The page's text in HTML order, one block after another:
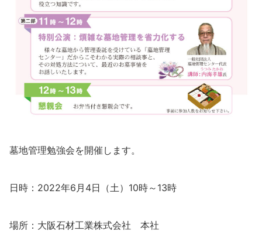
墓地管理勉強会を開催します。
日時：2022年6月4日（土）10時～13時
場所：大阪石材工業株式会社 本社